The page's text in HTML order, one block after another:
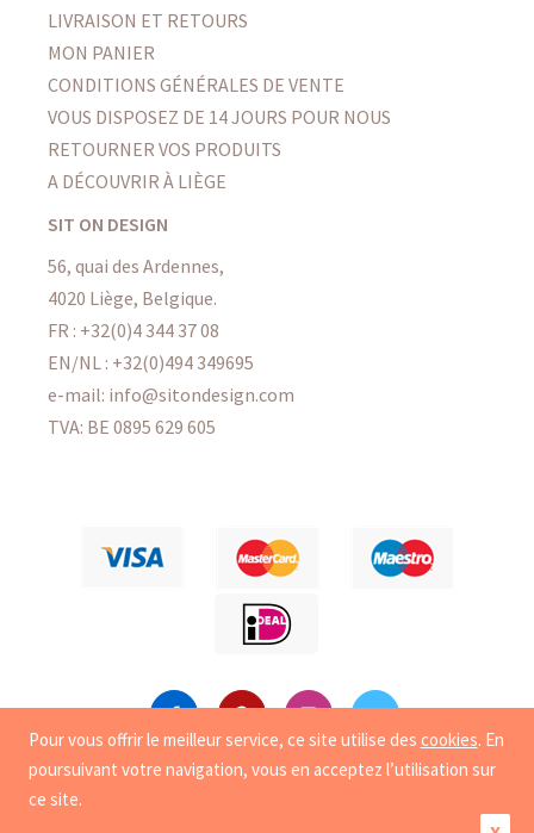
LIVRAISON ET RETOURS
MON PANIER
CONDITIONS GÉNÉRALES DE VENTE
VOUS DISPOSEZ DE 14 JOURS POUR NOUS
RETOURNER VOS PRODUITS
A DÉCOUVRIR À LIÈGE
SIT ON DESIGN
56, quai des Ardennes,
4020 Liège, Belgique.
FR : +32(0)4 344 37 08
EN/NL : +32(0)494 349695
e-mail: info@sitondesign.com
TVA: BE 0895 629 605
© 2008-2026 Sit On Design. Tous droits
Pour vous offrir le meilleur service, ce site utilise des cookies. En
poursuivant votre navigation, vous en acceptez l’utilisation sur
ce site.